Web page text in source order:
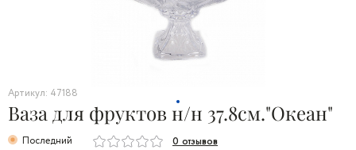
Артикул: 47188
Ваза для фруктов н/н 37.8см."Океан"
Последний 0 отзывов